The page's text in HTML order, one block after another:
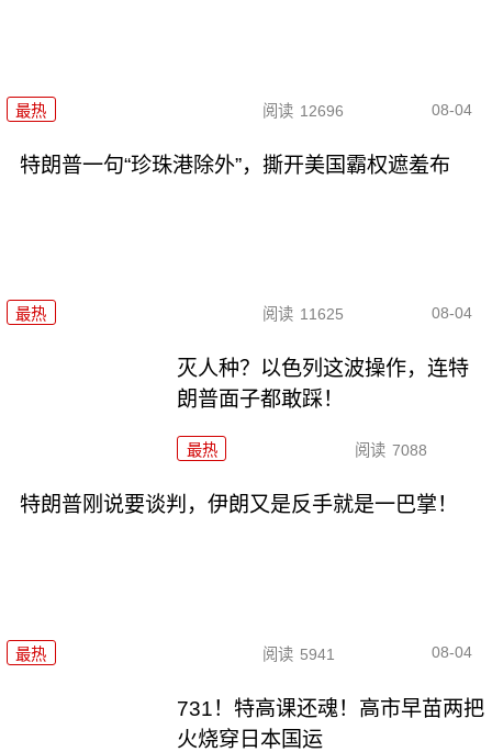
最热 阅读 12696 08-04
特朗普一句“珍珠港除外”，撕开美国霸权遮羞布
最热 阅读 11625 08-04
灭人种？以色列这波操作，连特
朗普面子都敢踩！
最热 阅读 7088
特朗普刚说要谈判，伊朗又是反手就是一巴掌！
最热 阅读 5941 08-04
731！特高课还魂！高市早苗两把
火烧穿日本国运